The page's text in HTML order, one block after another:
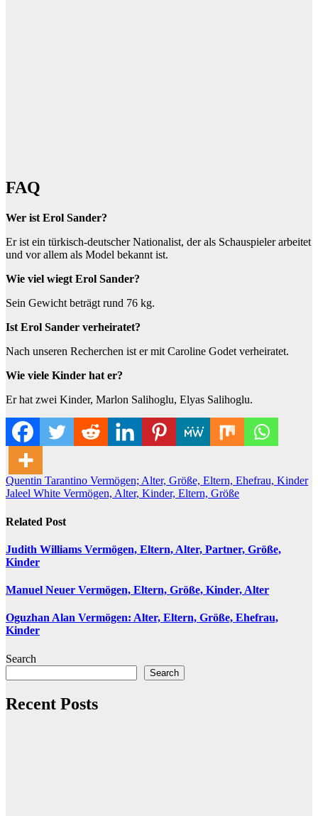
FAQ
Wer ist Erol Sander?
Er ist ein türkisch-deutscher Nationalist, der als Schauspieler arbeitet
und vor allem als Model bekannt ist.
Wie viel wiegt Erol Sander?
Sein Gewicht beträgt rund 76 kg.
Ist Erol Sander verheiratet?
Nach unseren Recherchen ist er mit Caroline Godet verheiratet.
Wie viele Kinder hat er?
Er hat zwei Kinder, Marlon Salihoglu, Elyas Salihoglu.
Post
navigation
Quentin Tarantino Vermögen; Alter, Größe, Eltern, Ehefrau, Kinder
Jaleel White Vermögen, Alter, Kinder, Eltern, Größe
Related Post
Judith Williams Vermögen, Eltern, Alter, Partner, Größe,
Kinder
Manuel Neuer Vermögen, Eltern, Größe, Kinder, Alter
Oguzhan Alan Vermögen: Alter, Eltern, Größe, Ehefrau,
Kinder
Search
Search
Recent Posts